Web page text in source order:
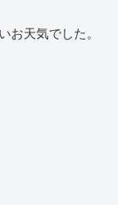
天気でした。